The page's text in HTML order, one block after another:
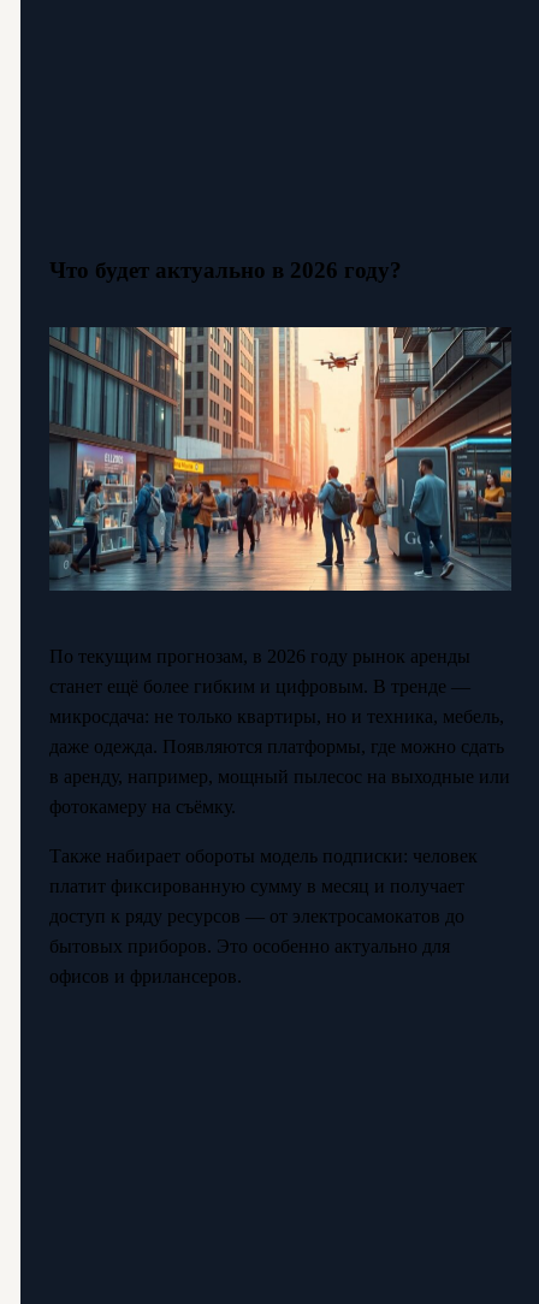
Что будет актуально в 2026 году?
По текущим прогнозам, в 2026 году рынок аренды
станет ещё более гибким и цифровым. В тренде —
микросдача: не только квартиры, но и техника, мебель,
даже одежда. Появляются платформы, где можно сдать
в аренду, например, мощный пылесос на выходные или
фотокамеру на съёмку.
Также набирает обороты модель подписки: человек
платит фиксированную сумму в месяц и получает
доступ к ряду ресурсов — от электросамокатов до
бытовых приборов. Это особенно актуально для
офисов и фрилансеров.